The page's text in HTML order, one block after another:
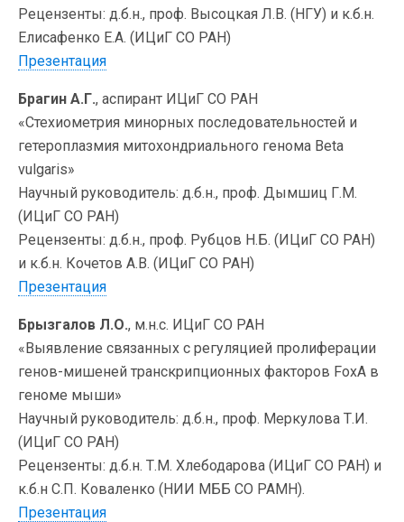
Рецензенты: д.б.н., проф. Высоцкая Л.В. (НГУ) и к.б.н.
Елисафенко Е.А. (ИЦиГ СО РАН)
Презентация
Брагин А.Г., аспирант ИЦиГ СО РАН
«Cтехиометрия минорных последовательностей и
гетероплазмия митохондриального генома Beta
vulgaris»
Научный руководитель: д.б.н., проф. Дымшиц Г.М.
(ИЦиГ СО РАН)
Рецензенты: д.б.н., проф. Рубцов Н.Б. (ИЦиГ СО РАН)
и к.б.н. Кочетов А.В. (ИЦиГ СО РАН)
Презентация
Брызгалов Л.О., м.н.с. ИЦиГ СО РАН
«Выявление связанных с регуляцией пролиферации
генов-мишеней транскрипционных факторов FoxA в
геноме мыши»
Научный руководитель: д.б.н., проф. Меркулова Т.И.
(ИЦиГ СО РАН)
Рецензенты: д.б.н. Т.М. Хлебодарова (ИЦиГ СО РАН) и
к.б.н С.П. Коваленко (НИИ МББ СО РАМН).
Презентация